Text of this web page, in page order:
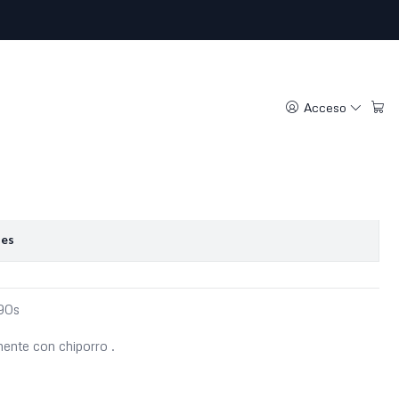
Acceso
vintage (XL)
con chiporro .